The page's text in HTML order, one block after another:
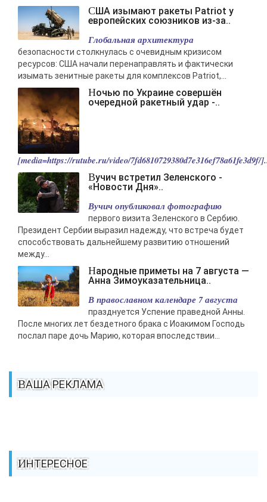
-- Лучшее, что можно сделать с хорошим советом, это пропустить его
мимо ушей. Он никогда не бывает полезен никому, кроме того, кто его
дал.
-- Люблю давать советы и очень не люблю, когда их дают мне.
США изымают ракеты Patriot у
европейских союзников из-за..
Глобальная архитектура
безопасности столкнулась с очевидным кризисом
ресурсов: США начали перенаправлять и фактически
изымать зенитные ракеты для комплексов Patriot,...
Ночью по Украине совершён
очередной ракетный удар -..
[media=https://rutube.ru/video/7fd6810729380d7e316ef78a61fe3d9f/
Вучич встретил Зеленского -
«Новости Дня»..
Вучич опубликовал фотографию
первого визита Зеленского в Сербию.
Президент Сербии выразил надежду, что встреча будет
способствовать дальнейшему развитию отношений
между...
Народные приметы на 7 августа —
Анна Зимоуказательница..
В православном календаре 7 августа
празднуется Успение праведной Анны.
После многих лет бездетного брака с Иоакимом Господь
послал паре дочь Марию, которая впоследствии...
ВАША РЕКЛАМА
ИНТЕРЕСНОЕ